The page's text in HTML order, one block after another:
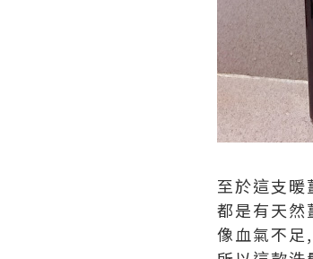
至於這支暖
都是有天
像血氣不足